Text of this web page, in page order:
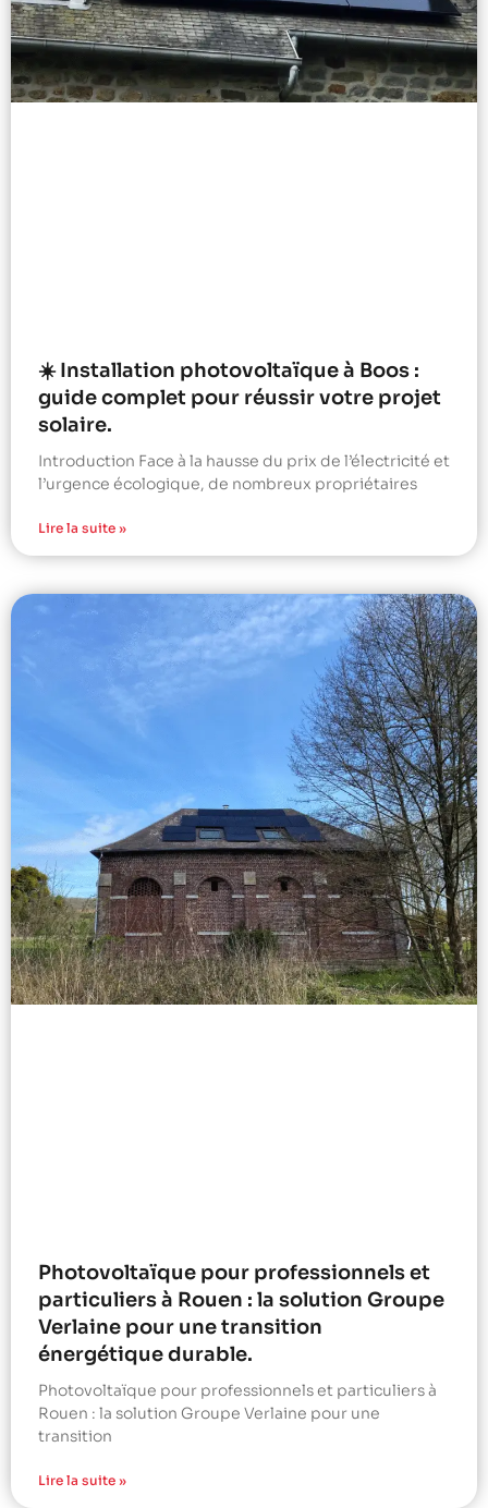
☀️ Installation photovoltaïque à Boos :
guide complet pour réussir votre projet
solaire.
Introduction Face à la hausse du prix de l’électricité et
l’urgence écologique, de nombreux propriétaires
Lire la suite »
Photovoltaïque pour professionnels et
particuliers à Rouen : la solution Groupe
Verlaine pour une transition
énergétique durable.
Photovoltaïque pour professionnels et particuliers à
Rouen : la solution Groupe Verlaine pour une
transition
Lire la suite »